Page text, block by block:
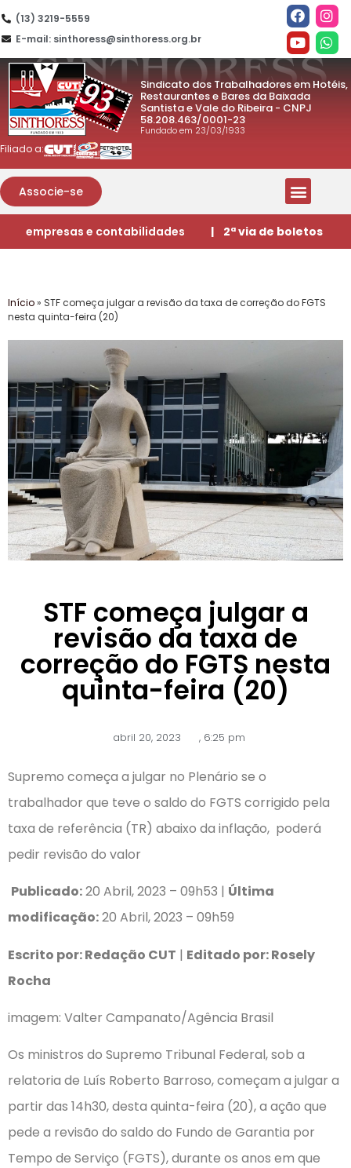
(13) 3219-5559
E-mail: sinthoress@sinthoress.org.br
Sindicato dos Trabalhadores em Hotéis,
Restaurantes e Bares da Baixada
Santista e Vale do Ribeira - CNPJ
58.208.463/0001-23
Fundado em 23/03/1933
Filiado a:
Associe-se
empresas e contabilidades | 2ª via de boletos
Início» STF começa julgar a revisão da taxa de correção do FGTS
nesta quinta-feira (20)
STF começa julgar a
revisão da taxa de
correção do FGTS nesta
quinta-feira (20)
abril 20, 2023 ,6:25 pm
Supremo começa a julgar no Plenário se o
trabalhador que teve o saldo do FGTS corrigido pela
taxa de referência (TR) abaixo da inflação, poderá
pedir revisão do valor
Publicado:20 Abril, 2023 – 09h53 | Última
modificação:20 Abril, 2023 – 09h59
Escrito por: Redação CUT | Editado por: Rosely
Rocha
imagem: Valter Campanato/Agência Brasil
Os ministros do Supremo Tribunal Federal, sob a
relatoria de Luís Roberto Barroso, começam a julgar a
partir das 14h30, desta quinta-feira (20), a ação que
pede a revisão do saldo do Fundo de Garantia por
Tempo de Serviço (FGTS), durante os anos em que